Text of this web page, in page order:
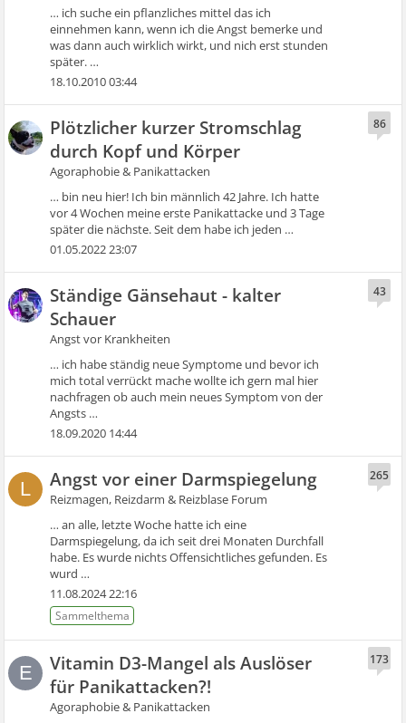
… ich suche ein pflanzliches mittel das ich
einnehmen kann, wenn ich die Angst bemerke und
was dann auch wirklich wirkt, und nich erst stunden
später. …
18.10.2010 03:44
Plötzlicher kurzer Stromschlag
durch Kopf und Körper
Agoraphobie & Panikattacken
… bin neu hier! Ich bin männlich 42 Jahre. Ich hatte
vor 4 Wochen meine erste Panikattacke und 3 Tage
später die nächste. Seit dem habe ich jeden …
86
01.05.2022 23:07
Ständige Gänsehaut - kalter
Schauer
Angst vor Krankheiten
… ich habe ständig neue Symptome und bevor ich
mich total verrückt mache wollte ich gern mal hier
nachfragen ob auch mein neues Symptom von der
Angsts …
43
18.09.2020 14:44
L Angst vor einer Darmspiegelung
Reizmagen, Reizdarm & Reizblase Forum
… an alle, letzte Woche hatte ich eine
Darmspiegelung, da ich seit drei Monaten Durchfall
habe. Es wurde nichts Offensichtliches gefunden. Es
wurd …
265
11.08.2024 22:16
E
Vitamin D3-Mangel als Auslöser
für Panikattacken?!
Agoraphobie & Panikattacken
173